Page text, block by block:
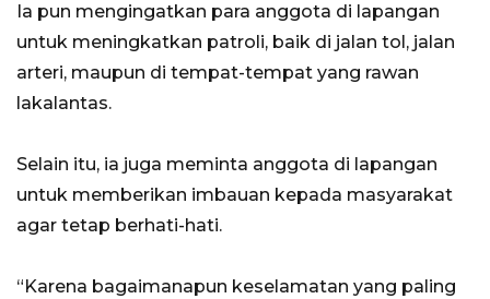
Ia pun mengingatkan para anggota di lapangan
untuk meningkatkan patroli, baik di jalan tol, jalan
arteri, maupun di tempat-tempat yang rawan
lakalantas.
Selain itu, ia juga meminta anggota di lapangan
untuk memberikan imbauan kepada masyarakat
agar tetap berhati-hati.
“Karena bagaimanapun keselamatan yang paling